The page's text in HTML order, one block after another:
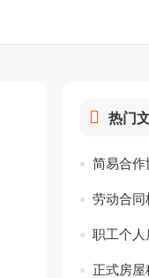
热门
简易合作
劳动合同
职工个人
正式房